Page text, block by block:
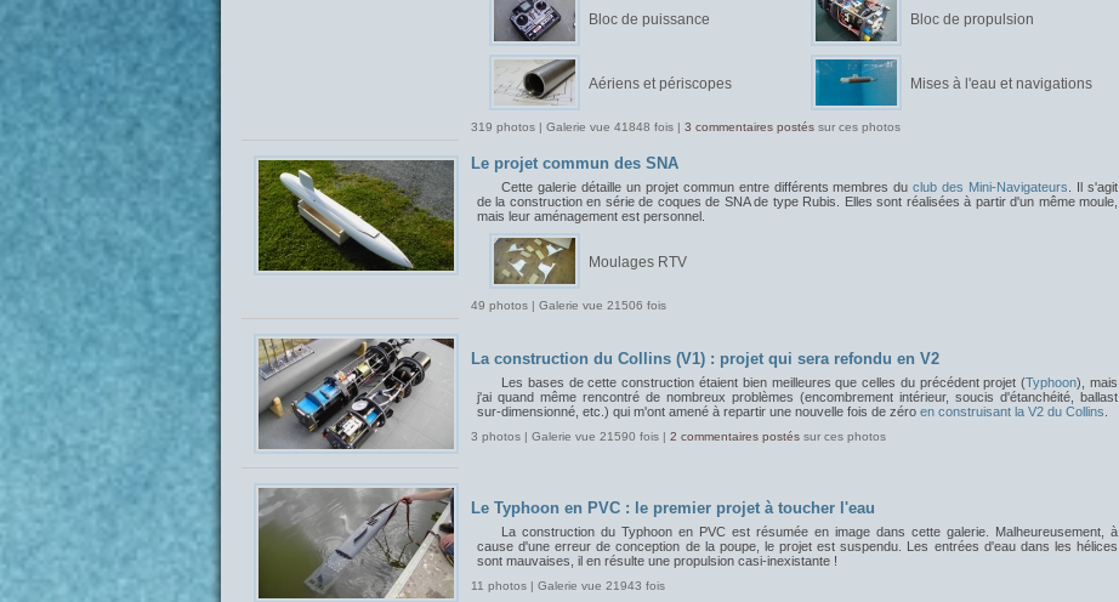
Bloc de puissance Bloc de propulsion
Aériens et périscopes Mises à l'eau et navigations
319 photos | Galerie vue 41848 fois | 3 commentaires postés sur ces photos
Le projet commun des SNA
Cette galerie détaille un projet commun entre différents membres duclub des Mini-Navigateurs . Il s'agit
de la construction en série de coques de SNA de type Rubis. Elles sont réalisées à partir d'un même moule,
mais leur aménagement est personnel.
Moulages RTV
49 photos | Galerie vue 21506 fois
La construction du Collins (V1) : projet qui sera refondu en V2
Les bases de cette construction étaient bien meilleures que celles du précédent projet (Typhoon), mais
j'ai quand même rencontré de nombreux problèmes (encombrement intérieur, soucis d'étanchéité, ballast
sur-dimensionné, etc.) qui m'ont amené à repartir une nouvelle fois de zéro en construisant la V2 du Collins
3 photos | Galerie vue 21590 fois | 2 commentaires postés sur ces photos
Le Typhoon en PVC : le premier projet à toucher l'eau
La construction du Typhoon en PVC est résumée en image dans cette galerie. Malheureusement, à
cause d'une erreur de conception de la poupe, le projet est suspendu. Les entrées d'eau dans les hélices
sont mauvaises, il en résulte une propulsion casi-inexistante !
11 photos | Galerie vue 21943 fois